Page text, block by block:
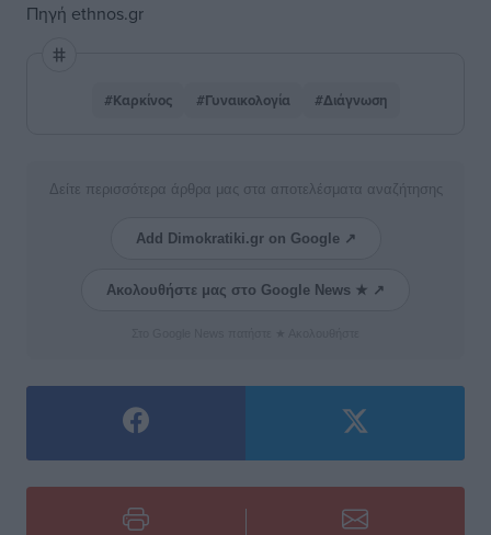
Πηγή ethnos.gr
#Καρκίνος #Γυναικολογία #Διάγνωση
Δείτε περισσότερα άρθρα μας στα αποτελέσματα αναζήτησης
Add Dimokratiki.gr on Google ↗
Ακολουθήστε μας στο Google News ★ ↗